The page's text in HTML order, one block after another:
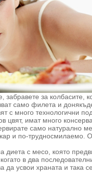
забравете за колбасите,
само филета и
с много технологични
цвят, имат много
само натурално
и по-трудносмилаемо.
диета с месо, която
в два
да усвои храната и така